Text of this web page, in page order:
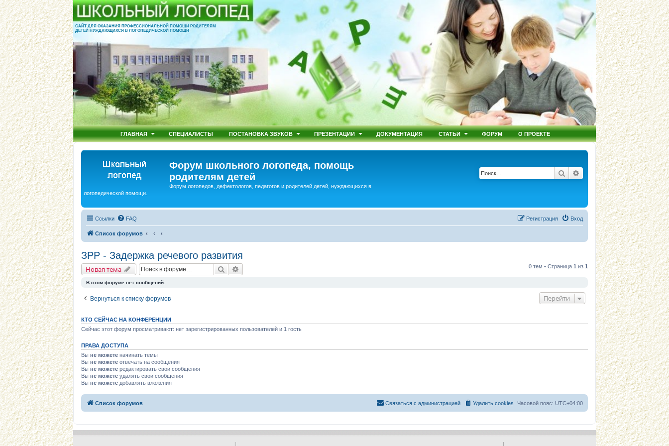
САЙТ ДЛЯ ОКАЗАНИЯ ПРОФЕССИОНАЛЬНОЙ ПОМОЩИ РОДИТЕЛЯМ
ДЕТЕЙ НУЖДАЮЩИХСЯ В ЛОГОПЕДИЧЕСКОЙ ПОМОЩИ
ГЛАВНАЯ СПЕЦИАЛИСТЫ ПОСТАНОВКА ЗВУКОВ ПРЕЗЕНТАЦИИ ДОКУМЕНТАЦИЯ СТАТЬИ ФОРУМ О ПРОЕКТЕ
Форум школьного логопеда, помощь
родителям детей
Форум логопедов, дефектологов, педагогов и родителей детей, нуждающихся в
логопедической помощи.
Поиск Расширенный поиск
Ссылки FAQ Вход
Регистрация
Список форумов
ЗРР - Задержка речевого развития
Новая тема Поиск 0 тем • Страница 1 из 1
В этом форуме нет сообщений.
Вернуться к списку форумов Перейти
КТО СЕЙЧАС НА КОНФЕРЕНЦИИ
Сейчас этот форум просматривают: нет зарегистрированных пользователей и 1 гость
ПРАВА ДОСТУПА
Вы не можете начинать темы
Вы не можете отвечать на сообщения
Вы не можете редактировать свои сообщения
Вы не можете удалять свои сообщения
Вы не можете добавлять вложения
Список форумов Часовой пояс: UTC+04:00
Удалить cookies
Связаться с администрацией